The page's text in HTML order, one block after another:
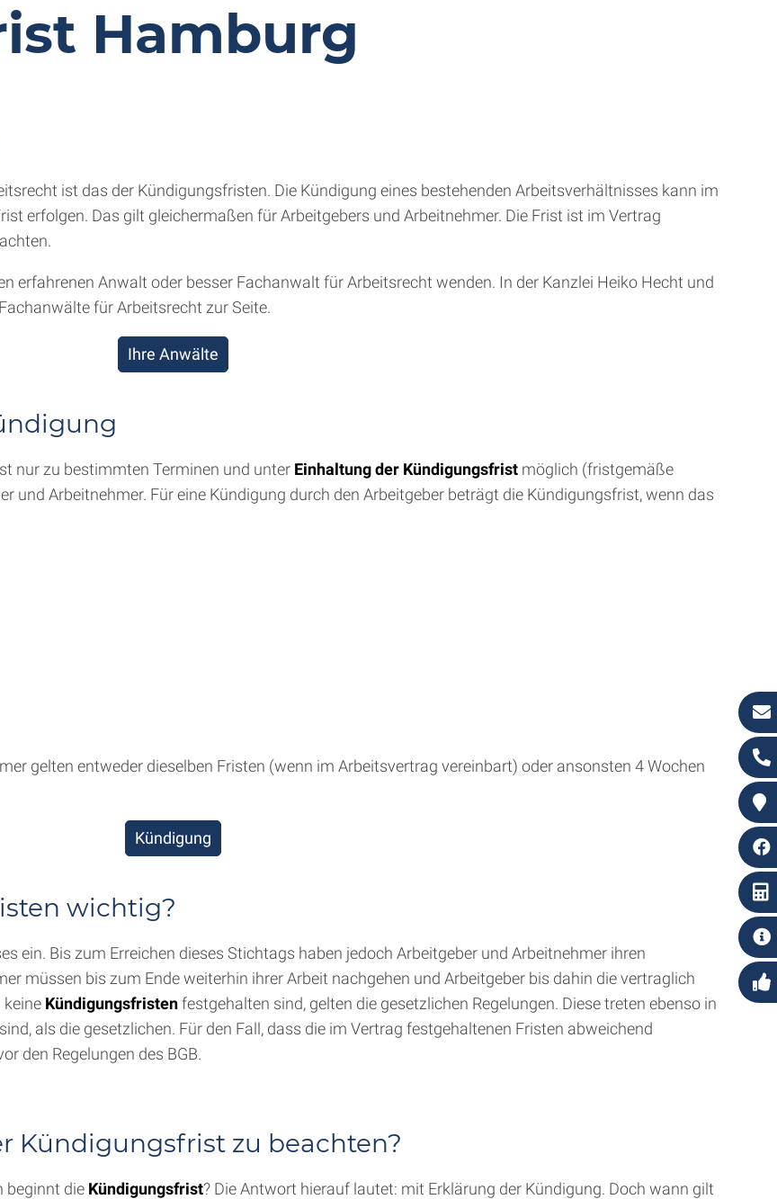
Hamburg
ist das der Kündigungsfristen. Die Kündigung eines bestehenden Arbeitsverhältnisses kann im
erfolgen. Das gilt gleichermaßen für Arbeitgebers und Arbeitnehmer. Die Frist ist im Vertrag
erfahrenen Anwalt oder besser Fachanwalt für Arbeitsrecht wenden. In der Kanzlei Heiko Hecht und
für Arbeitsrecht zur Seite.
Ihre Anwälte
nur zu bestimmten Terminen und unter Einhaltung der Kündigungsfrist möglich (fristgemäße
und Arbeitnehmer. Für eine Kündigung durch den Arbeitgeber beträgt die Kündigungsfrist, wenn das
gelten entweder dieselben Fristen (wenn im Arbeitsvertrag vereinbart) oder ansonsten 4 Wochen
Kündigung
wichtig?
ein. Bis zum Erreichen dieses Stichtags haben jedoch Arbeitgeber und Arbeitnehmer ihren
müssen bis zum Ende weiterhin ihrer Arbeit nachgehen und Arbeitgeber bis dahin die vertraglich
Kündigungsfristenfestgehalten sind, gelten die gesetzlichen Regelungen. Diese treten ebenso in
als die gesetzlichen. Für den Fall, dass die im Vertrag festgehaltenen Fristen abweichend
den Regelungen des BGB.
Kündigungsfrist zu beachten?
beginnt die Kündigungsfrist? Die Antwort hierauf lautet: mit Erklärung der Kündigung. Doch wann gilt